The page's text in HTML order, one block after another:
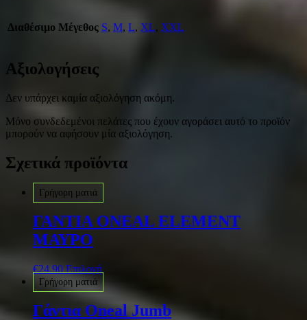
Διαθέσιμο Μέγεθος S, M, L, XL, XXL
Αξιολογήσεις
Δεν υπάρχει καμία αξιολόγηση ακόμη.
Μόνο συνδεδεμένοι πελάτες που έχουν αγοράσει αυτό το προϊόν
μπορούν να αφήσουν μία αξιολόγηση.
Σχετικά προϊόντα
Γρήγορη ματιά
ΓΑΝΤΙΑ ONEAL ELEMENT
ΜΑΥΡΟ
€24.90 Επιλογή
Γρήγορη ματιά
Γάντια Oneal Jumb